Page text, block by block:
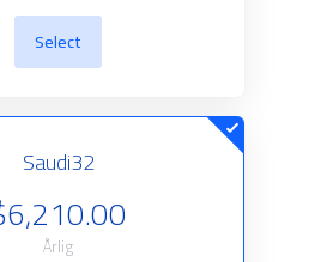
Select
Saudi32
Årlig